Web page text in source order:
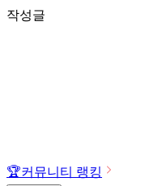
작성글
🏆커뮤니티 랭킹